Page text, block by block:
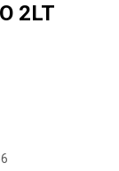
2LT